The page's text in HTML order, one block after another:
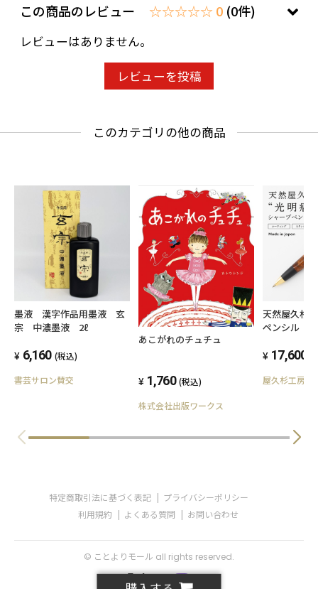
この商品のレビュー ☆☆☆☆☆ 0 (0件)
レビューはありません。
レビューを投稿
このカテゴリの他の商品
墨液 漢字作品用墨液 玄
宗 中濃墨液 2ℓ
6,160 (税込)
書芸サロン賛交
あこがれのチュチュ
1,760 (税込)
株式会社出版ワークス
天然屋久杉
ペンシル
17,600
屋久杉工房京
特定商取引法に基づく表記
プライバシーポリシー
利用規約
よくある質問 お問い合わせ
© ことよりモール all rights reserved.